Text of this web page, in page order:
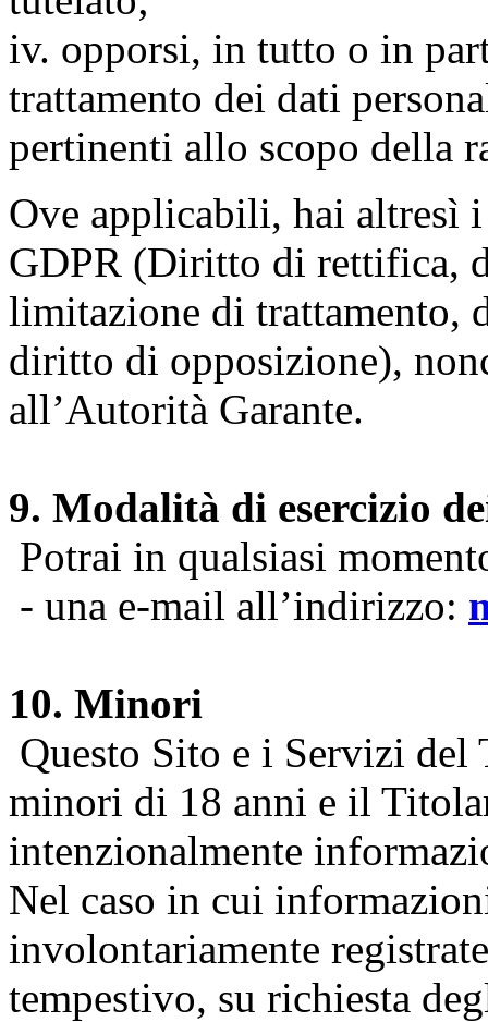
iv. opporsi, in tutto o in
trattamento dei dati
pertinenti allo scopo della
Ove applicabili, hai
GDPR (Diritto di rettifica,
limitazione di trattamento,
diritto di opposizione),
all’Autorità Garante.
9. Modalità di esercizio
Potrai in qualsiasi
- una e-mail all’indirizzo:
10. Minori
Questo Sito e i Servizi del
minori di 18 anni e il
intenzionalmente
Nel caso in cui
involontariamente
tempestivo, su richiesta